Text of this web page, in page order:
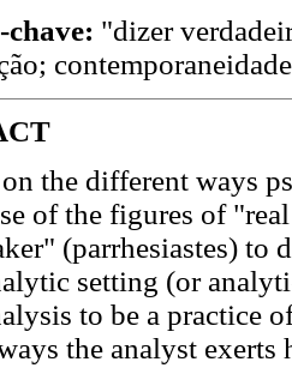
"dizer
the different ways
of the figures of
(parrhesiastes) to
setting (or
to be a practice
the analyst exerts